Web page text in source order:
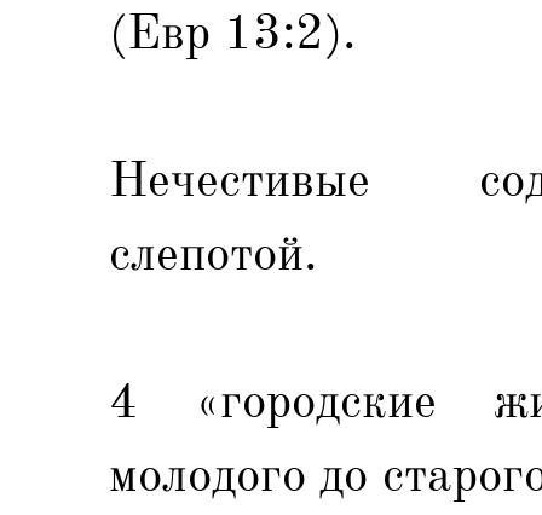
(Евр 13:2).
Нечестивые
слепотой.
4 «городские
молодого до